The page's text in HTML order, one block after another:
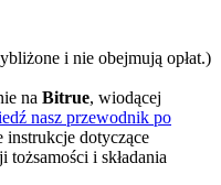
USDT prize pool!
i nie obejmują opłat.)
na Bitrue, wiodącej
nasz przewodnik po
instrukcje dotyczące
i składania